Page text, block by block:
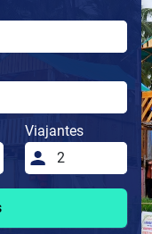
Viajantes